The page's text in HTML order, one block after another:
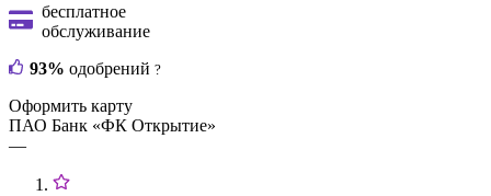
бесплатное
обслуживание
93% одобрений ?
Оформить карту
ПАО Банк «ФК Открытие»
—